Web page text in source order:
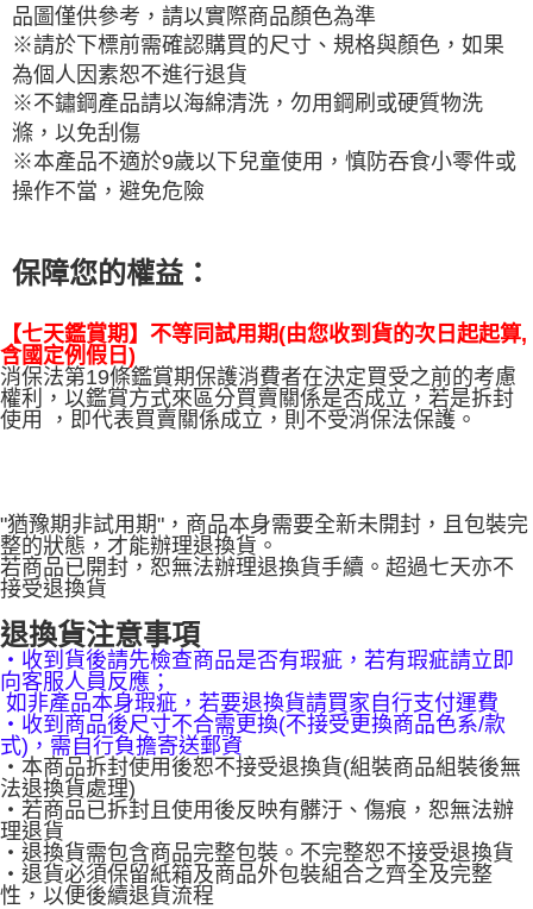
品圖僅供參考，請以實際商品顏色為準
※請於下標前需確認購買的尺寸、規格與顏色，如果
為個人因素恕不進行退貨
※不鏽鋼產品請以海綿清洗，勿用鋼刷或硬質物洗
滌，以免刮傷
※本產品不適於9歲以下兒童使用，慎防吞食小零件或
操作不當，避免危險
保障您的權益：
【七天鑑賞期】不等同試用期(由您收到貨的次日起起算,
含國定例假日)
消保法第19條鑑賞期保護消費者在決定買受之前的考慮
權利，以鑑賞方式來區分買賣關係是否成立，若是拆封
使用 ，即代表買賣關係成立，則不受消保法保護。
"猶豫期非試用期"，商品本身需要全新未開封，且包裝完
整的狀態，才能辦理退換貨。
若商品已開封，恕無法辦理退換貨手續。超過七天亦不
接受退換貨
退換貨注意事項
‧收到貨後請先檢查商品是否有瑕疵，若有瑕疵請立即
向客服人員反應；
如非產品本身瑕疵，若要退換貨請買家自行支付運費
‧收到商品後尺寸不合需更換(不接受更換商品色系/款
式)，需自行負擔寄送郵資
‧本商品拆封使用後恕不接受退換貨(組裝商品組裝後無
法退換貨處理)
‧若商品已拆封且使用後反映有髒汙、傷痕，恕無法辦
理退貨
‧退換貨需包含商品完整包裝。不完整恕不接受退換貨
‧退貨必須保留紙箱及商品外包裝組合之齊全及完整
性，以便後續退貨流程